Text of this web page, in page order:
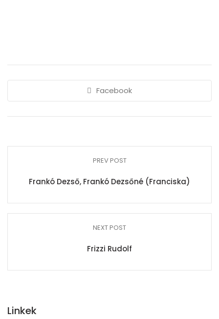
Facebook
PREV POST
Frankó Dezső, Frankó Dezsőné (Franciska)
NEXT POST
Frizzi Rudolf
Linkek